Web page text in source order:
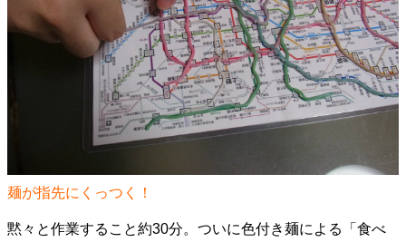
麺が指先にくっつく！
黙々と作業すること約30分。ついに色付き麺による「食べ